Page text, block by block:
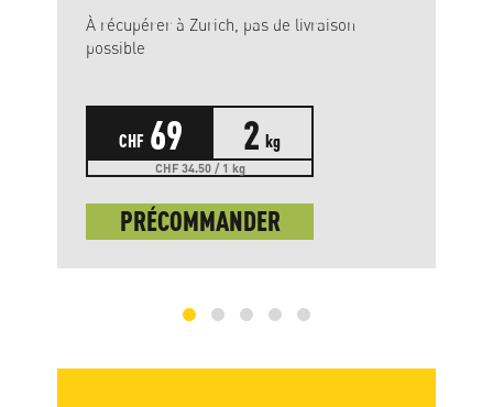
À récupérer à Zurich, pas de livraison
possible
CHF 69 2 kg
CHF 34.50 / 1 kg
PRÉCOMMANDER